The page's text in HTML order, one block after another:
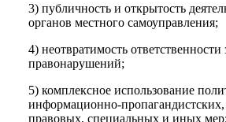
3) публичность и открытость
органов местного самоуправления;
4) неотвратимость
правонарушений;
5) комплексное использование
информационно-
правовых, специальных и иных